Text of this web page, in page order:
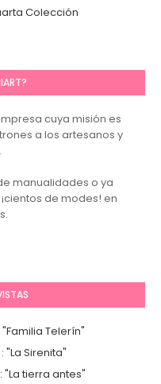
Colección
cuya misión es
a los artesanos y
manualidades o ya
de modes! en
"Familia Telerín"
"La Sirenita"
"La tierra antes"